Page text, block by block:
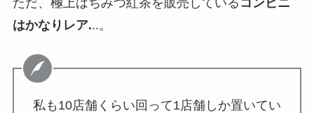
はかなりレア...。
私も10店舗くらい回って1店舗しか置いてい